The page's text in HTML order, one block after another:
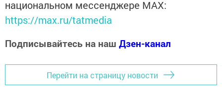
национальном мессенджере MАХ:
https://max.ru/tatmedia
Подписывайтесь на наш Дзен-канал
Перейти на страницу новости